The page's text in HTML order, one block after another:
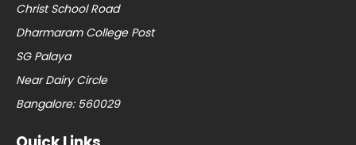
Christ School Road
Dharmaram College Post
SG Palaya
Near Dairy Circle
Bangalore: 560029